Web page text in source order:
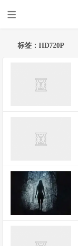
标签：HD720P